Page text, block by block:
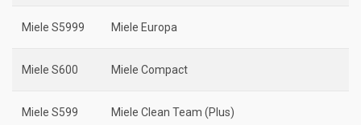
Miele S5999 Miele Europa
Miele S600 Miele Compact
Miele S599 Miele Clean Team (Plus)